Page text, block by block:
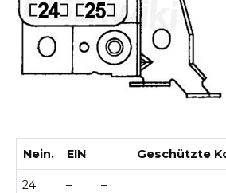
Nein. EIN Geschützte
24 – –